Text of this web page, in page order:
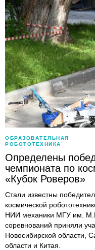
ОБРАЗОВАТЕЛЬНАЯ
РОБОТОТЕХНИКА
Определены
чемпионата по
«Кубок Роверов»
Стали известны
космической
НИИ механики МГУ им.
соревнований приняли
Новосибирской области,
области и Китая.